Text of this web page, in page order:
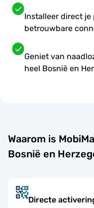
Installeer direct je
betrouwbare
Geniet van
heel Bosnië en
Waarom is
Bosnië en
Directe